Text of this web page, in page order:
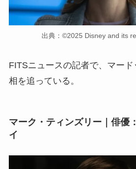
出典：©2025 Disney and its
FITSニュースの記者で、マー
相を追っている。
マーク・ティンズリー｜俳優
イ